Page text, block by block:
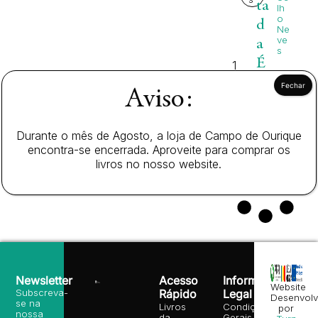
1
€
ta
d
a
É
a
lh
o
Ne
ve
s
Acesso
Rápido
Livros
Informação
Legal
Condições
Newsletter
Subscreva-
se na
nossa
Website
por
Aviso:
Durante o mês de Agosto, a loja de Campo de Ourique
encontra-se encerrada. Aproveite para comprar os
livros no nosso website.